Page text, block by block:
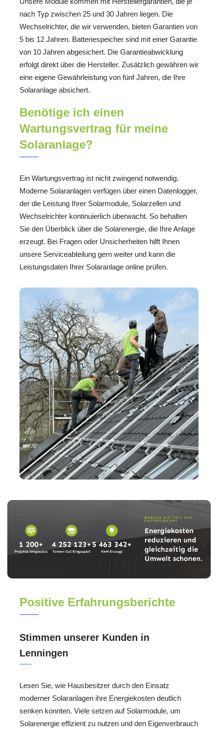
nach Typ zwischen 25 und 30 Jahren liegen. Die
Wechselrichter, die wir verwenden, bieten Garantien von
5 bis 12 Jahren. Batteriespeicher sind mit einer Garantie
von 10 Jahren abgesichert. Die Garantieabwicklung
erfolgt direkt über die Hersteller. Zusätzlich gewähren wir
eine eigene Gewährleistung von fünf Jahren, die Ihre
Solaranlage absichert.
Benötige ich einen
Wartungsvertrag für meine
Solaranlage?
Ein Wartungsvertrag ist nicht zwingend notwendig.
Moderne Solaranlagen verfügen über einen Datenlogger,
der die Leistung Ihrer Solarmodule, Solarzellen und
Wechselrichter kontinuierlich überwacht. So behalten
Sie den Überblick über die Solarenergie, die Ihre Anlage
erzeugt. Bei Fragen oder Unsicherheiten hilft Ihnen
unsere Serviceabteilung gern weiter und kann die
Leistungsdaten Ihrer Solaranlage online prüfen.
Positive Erfahrungsberichte
Stimmen unserer Kunden in
Lenningen
Lesen Sie, wie Hausbesitzer durch den Einsatz
moderner Solaranlagen ihre Energiekosten deutlich
senken konnten. Viele setzen auf Solarmodule, um
Solarenergie effizient zu nutzen und den Eigenverbrauch